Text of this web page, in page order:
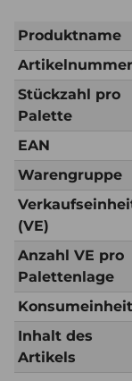
Produktname
Artikelnummer
Stückzahl pro
Palette
EAN
Warengruppe
(VE)
Anzahl VE pro
Palettenlage
Konsumeinheit
Inhalt des
Artikels